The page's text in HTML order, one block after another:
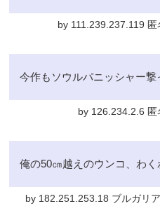
by 111.239.237.119 匿
今作もソウルパニッシャー撃
by 126.234.2.6 匿
俺の50㎝越えのウンコ、わく
by 182.251.253.18 ブルガリ